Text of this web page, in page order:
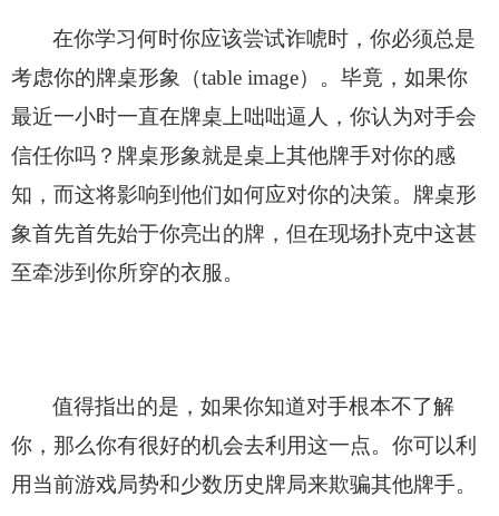
在你学习何时你应该尝试诈唬时，你必须总是
考虑你的牌桌形象（table image）。毕竟，如果你
最近一小时一直在牌桌上咄咄逼人，你认为对手会
信任你吗？牌桌形象就是桌上其他牌手对你的感
知，而这将影响到他们如何应对你的决策。牌桌形
象首先首先始于你亮出的牌，但在现场扑克中这甚
至牵涉到你所穿的衣服。
值得指出的是，如果你知道对手根本不了解
你，那么你有很好的机会去利用这一点。你可以利
用当前游戏局势和少数历史牌局来欺骗其他牌手。